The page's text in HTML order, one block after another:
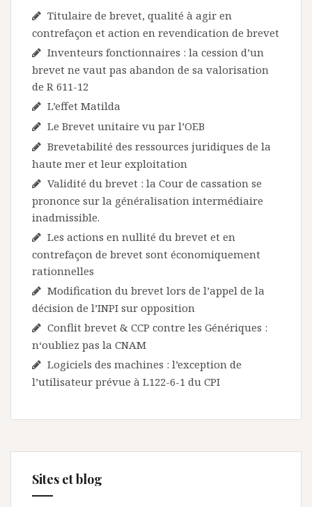
Titulaire de brevet, qualité à agir en
contrefaçon et action en revendication de brevet
Inventeurs fonctionnaires : la cession d’un
brevet ne vaut pas abandon de sa valorisation
de R 611-12
L’effet Matilda
Le Brevet unitaire vu par l’OEB
Brevetabilité des ressources juridiques de la
haute mer et leur exploitation
Validité du brevet : la Cour de cassation se
prononce sur la généralisation intermédiaire
inadmissible.
Les actions en nullité du brevet et en
contrefaçon de brevet sont économiquement
rationnelles
Modification du brevet lors de l’appel de la
décision de l’INPI sur opposition
Conflit brevet & CCP contre les Génériques :
n‘oubliez pas la CNAM
Logiciels des machines : l’exception de
l’utilisateur prévue à L122-6-1 du CPI
Sites et blog